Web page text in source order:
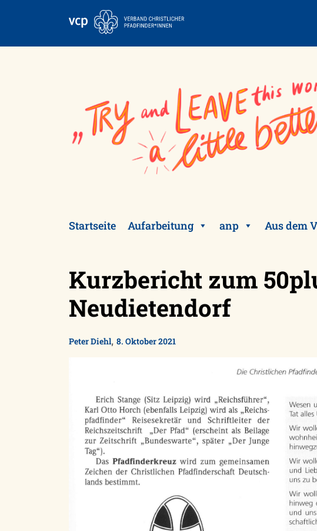
Startseite Aufarbeitung anp Aus dem
Kurzbericht zum
Neudietendorf
Peter Diehl, 8. Oktober 2021